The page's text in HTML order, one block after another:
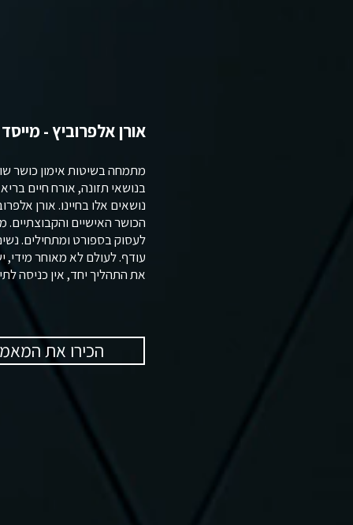
אורן אלפרוביץ -
מתמחה בשיטות אימון כושר
בנושאי תזונה, אורח חיים
נושאים אלו בחיינו. אורן
הכושר האישיים
לעסוק בספורט ומתחילים.
עודף. לעולם לא מאוחר מידי,
את התהליך יחד, אין כניסה
הכירו את